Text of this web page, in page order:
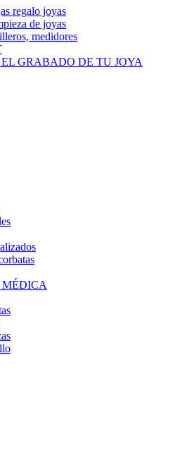
regalo joyas
de joyas
medidores
GRABADO DE TU JOYA
MÉDICA